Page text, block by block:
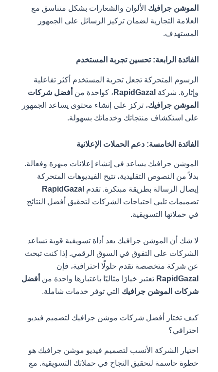
الموشن جرافيكالألوان والشعارات بشكل متناسق مع
العلامة التجارية لضمان تركيز الرسائل على الجمهور
المستهدف.
الفائدة الرابعة: تحسين تجربة المستخدم
الرسوم المتحركة تجعل تجربة المستخدم أكثر تفاعلية
وإثارة. شركةRapidGazal، كواحدة منأفضل شركات
الموشن جرافيك، تركز على إنشاء محتوى يساعد الجمهور
على استكشاف منتجاتك وخدماتك بسهولة.
الفائدة الخامسة: دعم الحملات الإعلانية
الموشن جرافيك يساعد في إنشاء إعلانات مبهرة وفعالة.
بدلاً من النصوص التقليدية، تتيح الفيديوهات المتحركة
إيصال الرسالة بطريقة مبتكرة. تقدمRapidGazal
تصميمات تلبي احتياجات الشركات لتحقيق أفضل النتائج
في حملاتها التسويقية.
لا شك أن الموشن جرافيك يعد أداة تسويقية قوية تساعد
الشركات على التفوق في السوق الرقمي. إذا كنت تبحث
عن شركة متخصصة تقدم حلولًا احترافية، فإن
RapidGazalتعتبر خيارًا مثاليًا باعتبارها واحدة منأفضل
شركات الموشن جرافيكالتي توفر خدمات شاملة.
كيف تختار أفضل شركات موشن جرافيك لتصميم فيديو
احترافي؟
اختيار الشركة الأنسب لتصميم فيديو موشن جرافيك هو
خطوة حاسمة لتحقيق النجاح في حملاتك التسويقية. مع